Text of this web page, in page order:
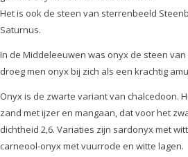
Het is ook de steen van sterrenbeeld
Saturnus.
In de Middeleeuwen was onyx de steen
droeg men onyx bij zich als een krachtig
Onyx is de zwarte variant van chalcedoon.
zand met ijzer en mangaan, dat voor het
dichtheid 2,6. Variaties zijn sardonyx met
carneool-onyx met vuurrode en witte lagen.